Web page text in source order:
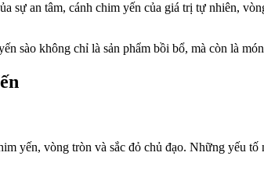
sự an tâm, cánh chim yến của giá trị tự nhiên,
sào không chỉ là sản phẩm bồi bổ, mà còn là
yến, vòng tròn và sắc đỏ chủ đạo. Những yếu